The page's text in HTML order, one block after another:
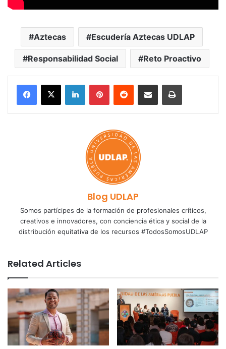
Aztecas Escudería Aztecas UDLAP
Responsabilidad Social Reto Proactivo
LinkedInPinterestReddit Share via Email Print
Blog UDLAP
Somos partícipes de la formación de profesionales críticos,
creativos e innovadores, con conciencia ética y social de la
distribución equitativa de los recursos #TodosSomosUDLAP
Related Articles